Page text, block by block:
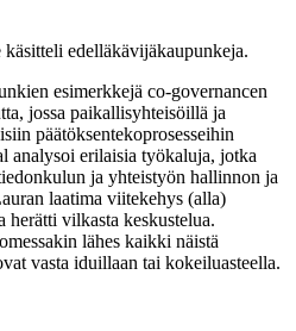
edelläkävijäkaupunkeja.
esimerkkejä co-governancen
jossa paikallisyhteisöillä ja
päätöksentekoprosesseihin
analysoi erilaisia työkaluja, jotka
ja yhteistyön hallinnon ja
laatima viitekehys (alla)
herätti vilkasta keskustelua.
lähes kaikki näistä
vasta iduillaan tai kokeiluasteella.